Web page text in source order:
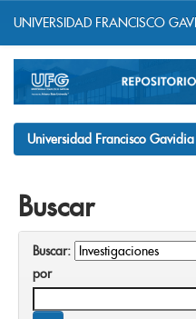
navigation
UNIVERSIDAD FRANCISCO
Universidad Francisco Gavidia
Buscar
Buscar:
por